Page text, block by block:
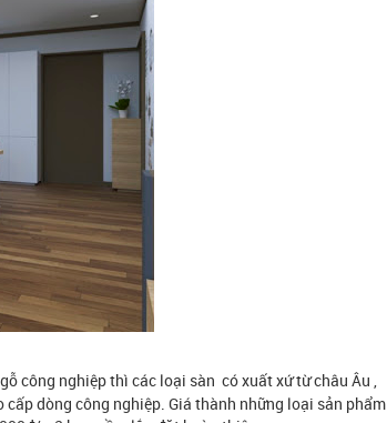
công nghiệp thì các loại sàn có xuất xứ từ châu Âu ,
dòng công nghiệp. Giá thành những loại sản phẩm